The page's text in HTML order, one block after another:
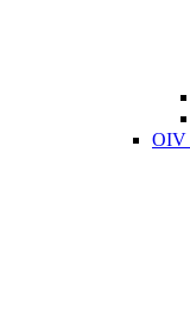
OIV